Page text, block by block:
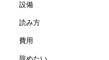
設備
読み方
費用